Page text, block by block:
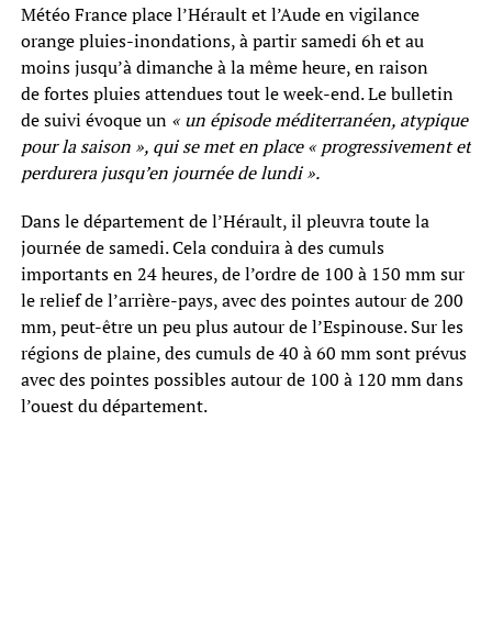
Météo France place l’Hérault et l’Aude en vigilance
orange pluies-inondations, à partir samedi 6h et au
moins jusqu’à dimanche à la même heure, en raison
de fortes pluies attendues tout le week-end. Le bulletin
de suivi évoque un« un épisode méditerranéen, atypique
pour la saison », qui se met en place « progressivement et
perdurera jusqu’en journée de lundi ».
Dans le département de l’Hérault, il pleuvra toute la
journée de samedi. Cela conduira à des cumuls
importants en 24 heures, de l’ordre de 100 à 150 mm sur
le relief de l’arrière-pays, avec des pointes autour de 200
mm, peut-être un peu plus autour de l’Espinouse. Sur les
régions de plaine, des cumuls de 40 à 60 mm sont prévus
avec des pointes possibles autour de 100 à 120 mm dans
l’ouest du département.